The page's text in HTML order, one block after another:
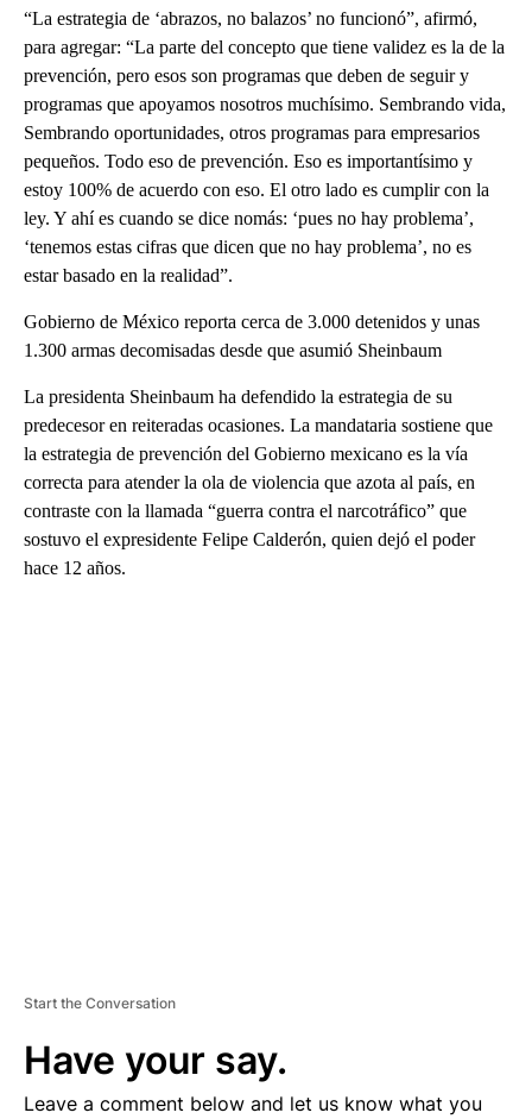
“La estrategia de ‘abrazos, no balazos’ no funcionó”, afirmó,
para agregar: “La parte del concepto que tiene validez es la de la
prevención, pero esos son programas que deben de seguir y
programas que apoyamos nosotros muchísimo. Sembrando vida,
Sembrando oportunidades, otros programas para empresarios
pequeños. Todo eso de prevención. Eso es importantísimo y
estoy 100% de acuerdo con eso. El otro lado es cumplir con la
ley. Y ahí es cuando se dice nomás: ‘pues no hay problema’,
‘tenemos estas cifras que dicen que no hay problema’, no es
estar basado en la realidad”.
Gobierno de México reporta cerca de 3.000 detenidos y unas
1.300 armas decomisadas desde que asumió Sheinbaum
La presidenta Sheinbaum ha defendido la estrategia de su
predecesor en reiteradas ocasiones. La mandataria sostiene que
la estrategia de prevención del Gobierno mexicano es la vía
correcta para atender la ola de violencia que azota al país, en
contraste con la llamada “guerra contra el narcotráfico” que
sostuvo el expresidente Felipe Calderón, quien dejó el poder
hace 12 años.
Start the Conversation
Have your say.
Leave a comment below and let us know what you